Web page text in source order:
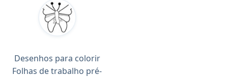
Desenhos para colorir
Folhas de trabalho pré-